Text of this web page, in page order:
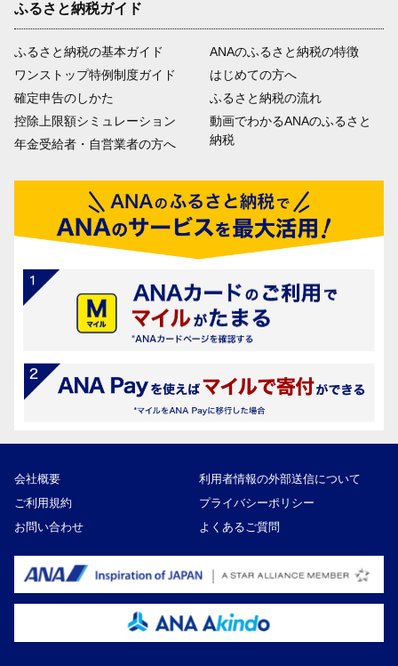
ふるさと納税ガイド
ふるさと納税の基本ガイド
ワンストップ特例制度ガイド
確定申告のしかた
控除上限額シミュレーション
年金受給者・自営業者の方へ
ANAのふるさと納税の特徴
はじめての方へ
ふるさと納税の流れ
動画でわかるANAのふるさと
納税
会社概要
利用者情報の外部送信について
ご利用規約
プライバシーポリシー
お問い合わせ
よくあるご質問